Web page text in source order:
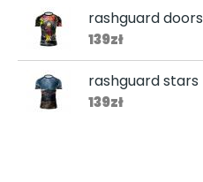
rashguard doors
139zł
rashguard stars
139zł